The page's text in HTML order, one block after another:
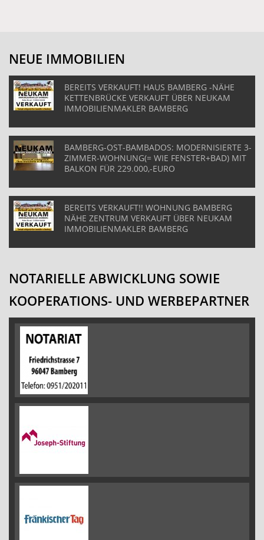
NEUE IMMOBILIEN
BEREITS VERKAUFT! HAUS BAMBERG -NÄHE
KETTENBRÜCKE VERKAUFT ÜBER NEUKAM
IMMOBILIENMAKLER BAMBERG
BAMBERG-OST-BAMBADOS: MODERNISIERTE 3-
ZIMMER-WOHNUNG(= WIE FENSTER+BAD) MIT
BALKON FÜR 229.000,-EURO
BEREITS VERKAUFT!! WOHNUNG BAMBERG
NÄHE ZENTRUM VERKAUFT ÜBER NEUKAM
IMMOBILIENMAKLER BAMBERG
NOTARIELLE ABWICKLUNG SOWIE
KOOPERATIONS- UND WERBEPARTNER